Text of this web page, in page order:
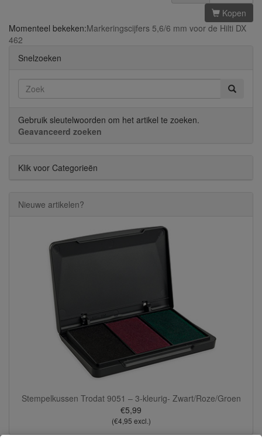
Kopen
Momenteel bekeken:Markeringscijfers 5,6/6 mm voor de Hilti DX
462
Snelzoeken
Gebruik sleutelwoorden om het artikel te zoeken.
Geavanceerd zoeken
Klik voor Categorieën
Nieuwe artikelen?
Stempelkussen Trodat 9051 – 3-kleurig- Zwart/Roze/Groen
€5,99
(€4,95 excl.)